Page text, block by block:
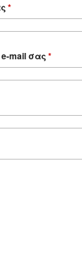
*
mail σας*